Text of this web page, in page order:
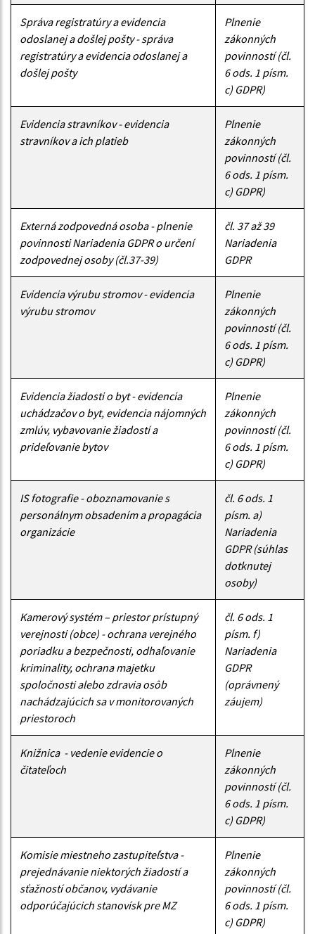
Správa registratúry a evidencia
odoslanej a došlej pošty - správa
registratúry a evidencia odoslanej a
došlej pošty
Plnenie
zákonných
povinností (čl.
6 ods. 1 písm.
c) GDPR)
Evidencia stravníkov - evidencia
stravníkov a ich platieb
Plnenie
zákonných
povinností (čl.
6 ods. 1 písm.
c) GDPR)
Externá zodpovedná osoba - plnenie
povinnosti Nariadenia GDPR o určení
zodpovednej osoby (čl.37-39)
čl. 37 až 39
Nariadenia
GDPR
Evidencia výrubu stromov - evidencia
výrubu stromov
Plnenie
zákonných
povinností (čl.
6 ods. 1 písm.
c) GDPR)
Evidencia žiadosti o byt - evidencia
uchádzačov o byt, evidencia nájomných
zmlúv, vybavovanie žiadostí a
prideľovanie bytov
Plnenie
zákonných
povinností (čl.
6 ods. 1 písm.
c) GDPR)
IS fotografie - oboznamovanie s
personálnym obsadením a propagácia
organizácie
čl. 6 ods. 1
písm. a)
Nariadenia
GDPR (súhlas
dotknutej
osoby)
Kamerový systém – priestor prístupný
verejnosti (obce) - ochrana verejného
poriadku a bezpečnosti, odhaľovanie
kriminality, ochrana majetku
spoločnosti alebo zdravia osôb
nachádzajúcich sa v monitorovaných
priestoroch
čl. 6 ods. 1
písm. f)
Nariadenia
GDPR
(oprávnený
záujem)
Knižnica - vedenie evidencie o
čitateľoch
Plnenie
zákonných
povinností (čl.
6 ods. 1 písm.
c) GDPR)
Komisie miestneho zastupiteľstva -
prejednávanie niektorých žiadostí a
sťažností občanov, vydávanie
odporúčajúcich stanovísk pre MZ
Plnenie
zákonných
povinností (čl.
6 ods. 1 písm.
c) GDPR)